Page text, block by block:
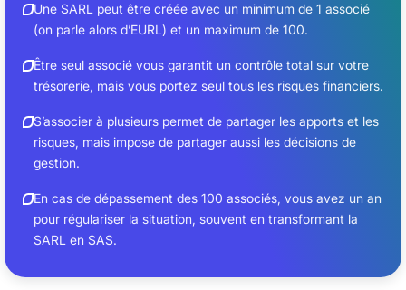
Une SARL peut être créée avec un minimum de 1 associé
(on parle alors d’EURL) et un maximum de 100.
Être seul associé vous garantit un contrôle total sur votre
trésorerie, mais vous portez seul tous les risques financiers.
S’associer à plusieurs permet de partager les apports et les
risques, mais impose de partager aussi les décisions de
gestion.
En cas de dépassement des 100 associés, vous avez un an
pour régulariser la situation, souvent en transformant la
SARL en SAS.